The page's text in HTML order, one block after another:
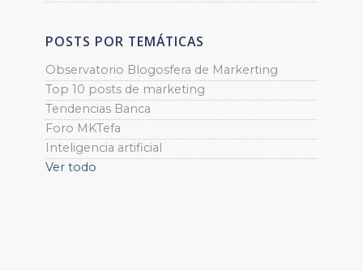
POSTS POR TEMÁTICAS
Observatorio Blogosfera de Markerting
Top 10 posts de marketing
Tendencias Banca
Foro MKTefa
Inteligencia artificial
Ver todo